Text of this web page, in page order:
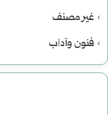
غير مصنف
فنون وآداب